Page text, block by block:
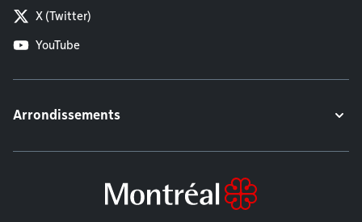
X (Twitter)
YouTube
Arrondissements